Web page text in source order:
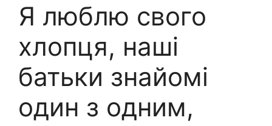
Я люблю свого
хлопця, наші
батьки знайомі
один з одним,